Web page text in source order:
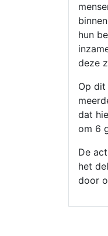
hun
deze
Op
dat
om 6
De
het
door